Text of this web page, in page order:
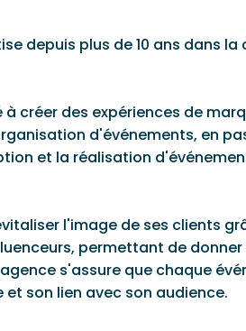
depuis plus de 10 ans dans la
créer des expériences de
d'événements, en
et la réalisation
l'image de ses clients
permettant de donner
s'assure que chaque
son lien avec son audience.